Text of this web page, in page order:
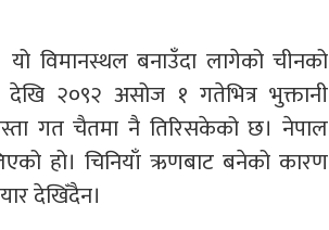
विमानस्थल बनाउँदा लागेको चीनको
२०९२ असोज १ गतेभित्र भुक्तानी
गत चैतमा नै तिरिसकेको छ। नेपाल
हो। चिनियाँ ऋणबाट बनेको कारण
देखिँदैन।